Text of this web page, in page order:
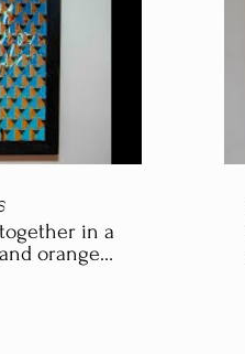
in a
orange